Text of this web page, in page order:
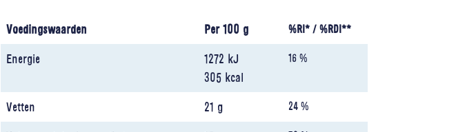
Voedingswaarden Per 100 g %RI* / %RDI**
Energie
1272 kJ
305 kcal
16 %
Vetten 21 g 24 %